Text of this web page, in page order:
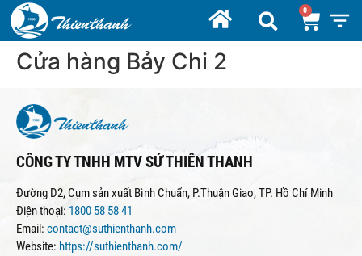
Cửa hàng Bảy Chi 2
CÔNG TY TNHH MTV SỨ THIÊN THANH
Đường D2, Cụm sản xuất Bình Chuẩn, P.Thuận Giao, TP. Hồ Chí Minh
Điện thoại: 1800 58 58 41
Email: contact@suthienthanh.com
Website: https://suthienthanh.com/